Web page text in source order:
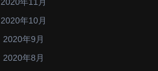
2020年11月
2020年10月
2020年9月
2020年8月